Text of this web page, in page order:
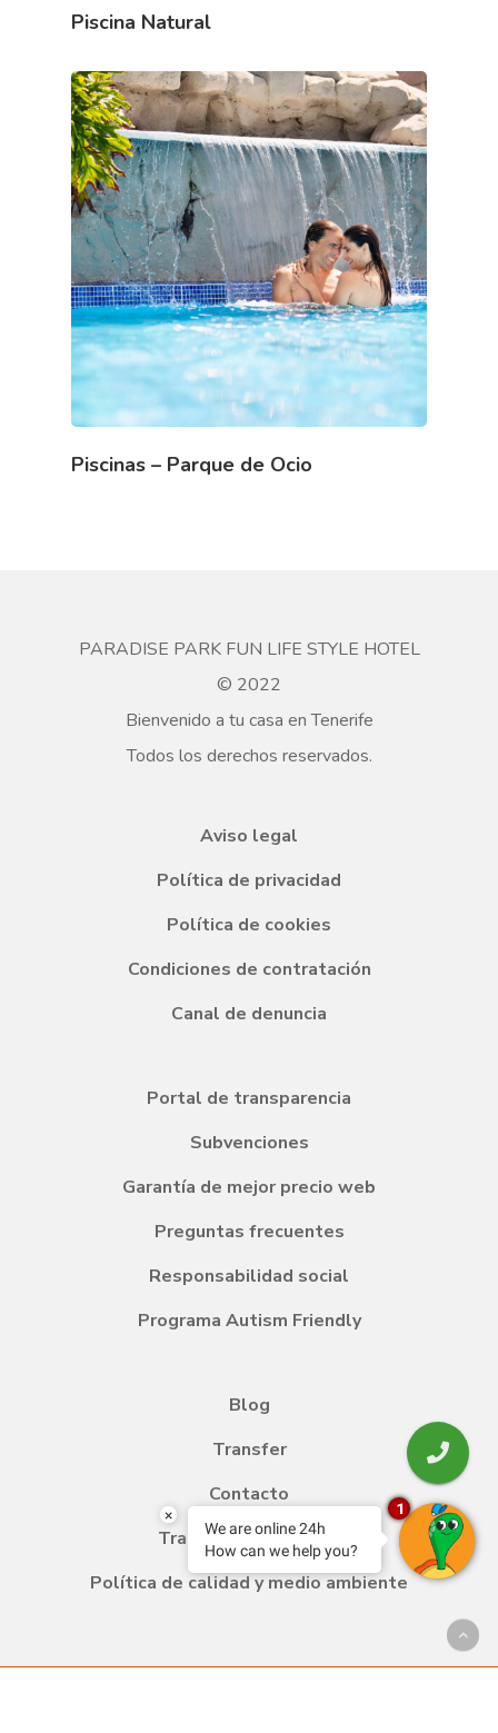
Piscina Natural
Piscinas – Parque de Ocio
PARADISE PARK FUN LIFE STYLE HOTEL
© 2022
Bienvenido a tu casa en Tenerife
Todos los derechos reservados.
Aviso legal
Política de privacidad
Política de cookies
Condiciones de contratación
Canal de denuncia
Portal de transparencia
Subvenciones
Garantía de mejor precio web
Preguntas frecuentes
Responsabilidad social
Programa Autism Friendly
Blog
Transfer
Contacto
Trabaja con nosotros
Política de calidad y medio ambiente
×
We are online 24h
How can we help you?
1